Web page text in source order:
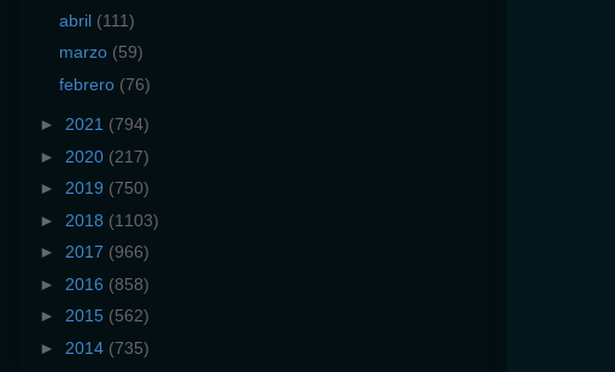
abril (111)
marzo (59)
febrero (76)
► 2021 (794)
► 2020 (217)
► 2019 (750)
► 2018 (1103)
► 2017 (966)
► 2016 (858)
► 2015 (562)
► 2014 (735)